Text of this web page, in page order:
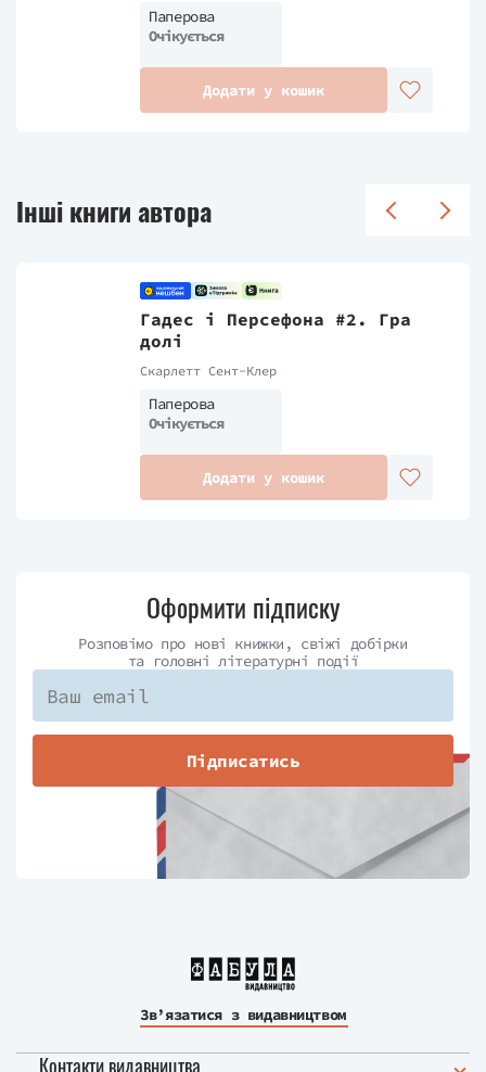
Паперова
Очікується
Додати у кошик
Інші книги автора
Гадес і Персефона #2. Гра
долі
Скарлетт Сент-Клер
Паперова
Очікується
Додати у кошик
Оформити підписку
Розповімо про нові книжки, свіжі добірки
та головні літературні події
Підписатись
Зв’язатися з видавництвом
Контакти видавництва